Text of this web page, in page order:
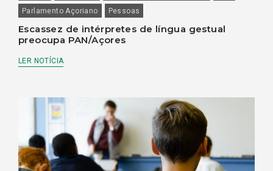
Parlamento Açoriano
Pessoas
Escassez de intérpretes de língua gestual
preocupa PAN/Açores
LER NOTÍCIA